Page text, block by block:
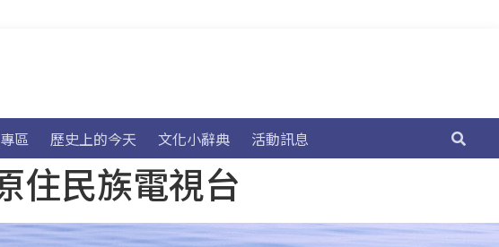
區 歷史上的今天 文化小辭典 活動訊息
住民族電視台